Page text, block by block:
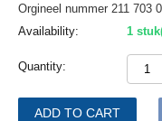
Orgineel nummer 211 703
Availability:
1
Quantity:
ADD TO CART